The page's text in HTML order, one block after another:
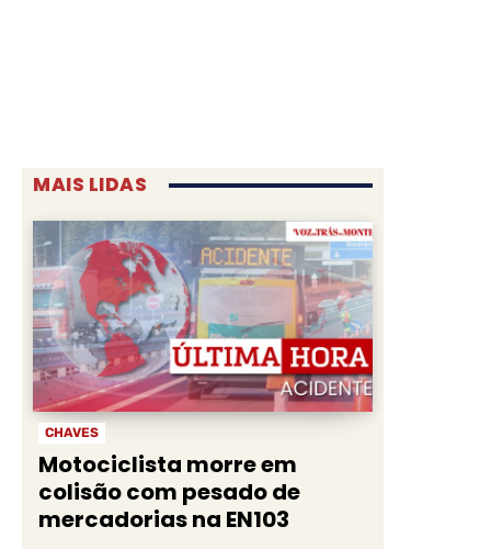
MAIS LIDAS
CHAVES
Motociclista morre em
colisão com pesado de
mercadorias na EN103